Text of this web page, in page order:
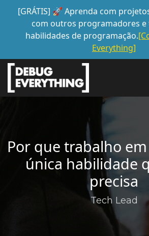
[GRÁTIS] 🚀 Aprenda com
com outros programadores e
habilidades de programação.
Everything]
Por que trabalho
única habilidade
precisa
Tech Lead